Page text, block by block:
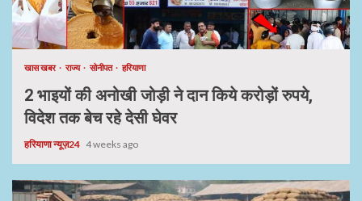
खास खबर राज्य सोनीपत हरियाणा
2 भाइयों की अनोखी जोड़ी ने दान किये करोड़ों रुपये,
विदेश तक बेच रहे देसी घेवर
हरियाणा न्यूज़24 4 weeks ago